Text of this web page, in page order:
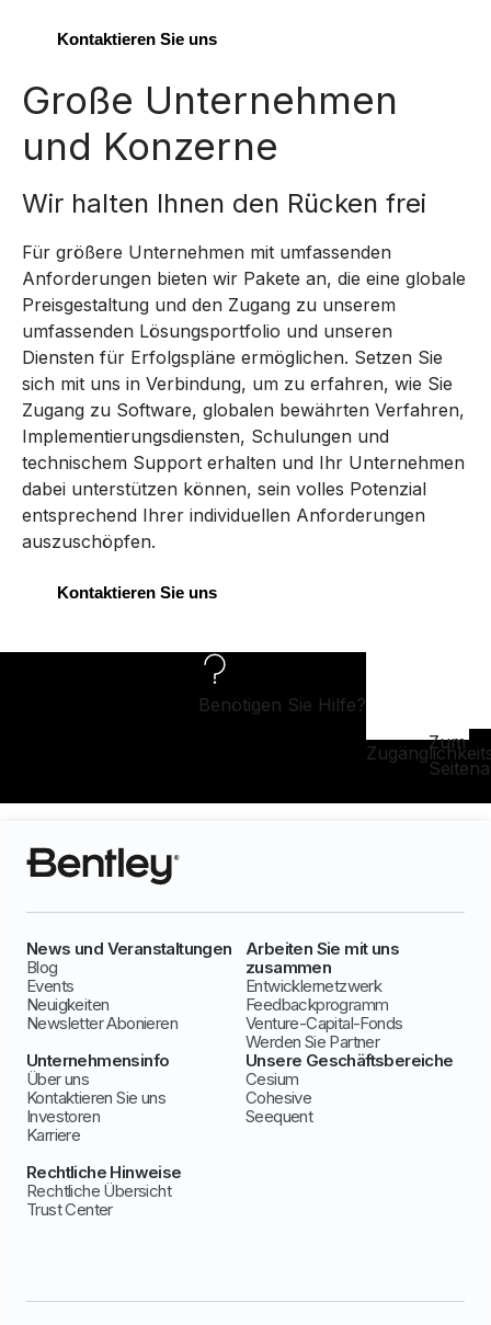
Kontaktieren Sie uns
Große Unternehmen
und Konzerne
Wir halten Ihnen den Rücken frei
Für größere Unternehmen mit umfassenden
Anforderungen bieten wir Pakete an, die eine globale
Preisgestaltung und den Zugang zu unserem
umfassenden Lösungsportfolio und unseren
Diensten für Erfolgspläne ermöglichen. Setzen Sie
sich mit uns in Verbindung, um zu erfahren, wie Sie
Zugang zu Software, globalen bewährten Verfahren,
Implementierungsdiensten, Schulungen und
technischem Support erhalten und Ihr Unternehmen
dabei unterstützen können, sein volles Potenzial
entsprechend Ihrer individuellen Anforderungen
auszuschöpfen.
Kontaktieren Sie uns
Benötigen Sie Hilfe?
Zum
News und Veranstaltungen
Blog
Events
Neuigkeiten
Newsletter Abonieren
Arbeiten Sie mit uns
zusammen
Entwicklernetzwerk
Feedbackprogramm
Venture-Capital-Fonds
Werden Sie Partner
Unternehmensinfo
Über uns
Kontaktieren Sie uns
Investoren
Karriere
Unsere Geschäftsbereiche
Cesium
Cohesive
Seequent
Rechtliche Hinweise
Rechtliche Übersicht
Trust Center